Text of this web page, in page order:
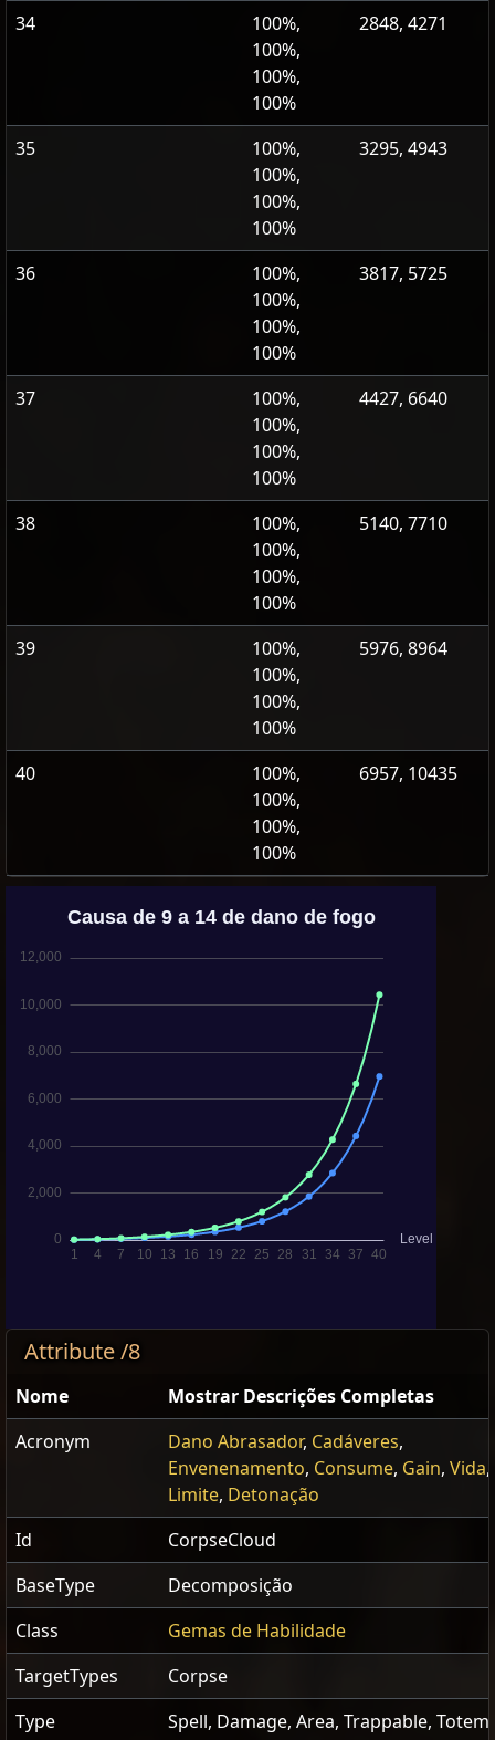
34
100%,
100%,
100%,
100%
2848, 4271
35
100%,
100%,
100%,
100%
3295, 4943
36
100%,
100%,
100%,
100%
3817, 5725
37
100%,
100%,
100%,
100%
4427, 6640
38
100%,
100%,
100%,
100%
5140, 7710
39
100%,
100%,
100%,
100%
5976, 8964
40
100%,
100%,
100%,
100%
6957, 10435
Attribute /8
Nome
Mostrar Descrições Completas
Acronym
Dano Abrasador, Cadáveres,
Envenenamento, Consume, Gain, Vida,
Limite, Detonação
Id
CorpseCloud
BaseType
Decomposição
Class
Gemas de Habilidade
TargetTypes
Corpse
Type
Spell, Damage, Area, Trappable,